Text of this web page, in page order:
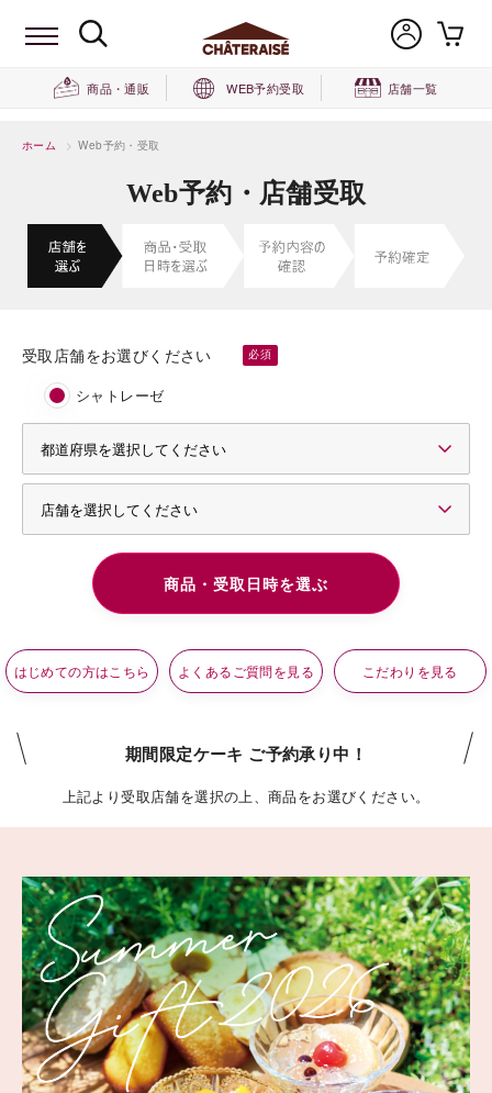
商品・通販 WEB予約受取 店舗一覧
ホーム > Web予約・受取
Web予約・店舗受取
受取店舗をお選びください
シャトレーゼ
はじめての方はこちら よくあるご質問を見る こだわりを見る
期間限定ケーキ ご予約承り中！
上記より受取店舗を選択の上、商品をお選びください。